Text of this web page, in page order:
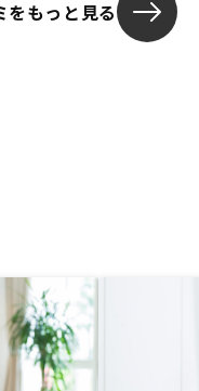
をもっと見る